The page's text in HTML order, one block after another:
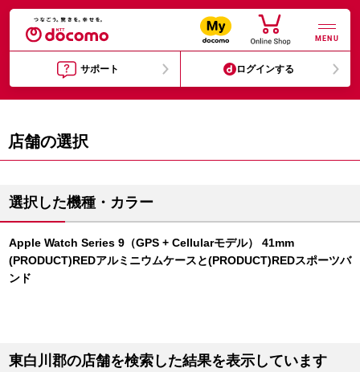
MENU
サポート ログインする
店舗の選択
選択した機種・カラー
Apple Watch Series 9（GPS + Cellularモデル） 41mm
(PRODUCT)REDアルミニウムケースと(PRODUCT)REDスポーツバ
ンド
東白川郡の店舗を検索した結果を表示しています